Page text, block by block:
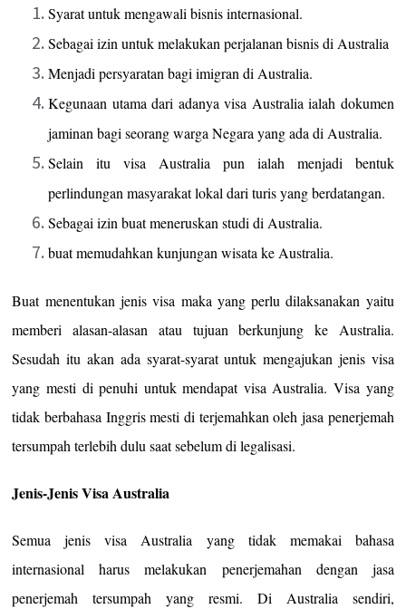
Syarat untuk mengawali bisnis internasional.
Sebagai izin untuk melakukan perjalanan bisnis di Australia
Menjadi persyaratan bagi imigran di Australia.
Kegunaan utama dari adanya visa Australia ialah dokumen
jaminan bagi seorang warga Negara yang ada di Australia.
Selain itu visa Australia pun ialah menjadi bentuk
perlindungan masyarakat lokal dari turis yang berdatangan.
Sebagai izin buat meneruskan studi di Australia.
buat memudahkan kunjungan wisata ke Australia.
Buat menentukan jenis visa maka yang perlu dilaksanakan yaitu
memberi alasan-alasan atau tujuan berkunjung ke Australia.
Sesudah itu akan ada syarat-syarat untuk mengajukan jenis visa
yang mesti di penuhi untuk mendapat visa Australia. Visa yang
tidak berbahasa Inggris mesti di terjemahkan oleh jasa penerjemah
tersumpah terlebih dulu saat sebelum di legalisasi.
Jenis-Jenis Visa Australia
Semua jenis visa Australia yang tidak memakai bahasa
internasional harus melakukan penerjemahan dengan jasa
penerjemah tersumpah yang resmi. Di Australia sendiri,